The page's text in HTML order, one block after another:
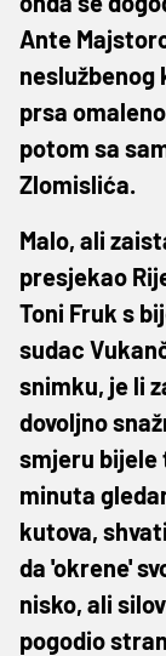
Ante
neslužbenog
prsa
potom sa
Zlomislića.
Malo, ali
presjekao
Toni Fruk s
sudac
snimku, je li
dovoljno
smjeru bijele
minuta
kutova,
da 'okrene'
nisko, ali
pogodio